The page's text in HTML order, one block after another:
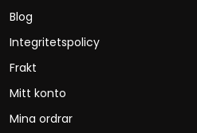
Blog
Integritetspolicy
Frakt
Mitt konto
Mina ordrar